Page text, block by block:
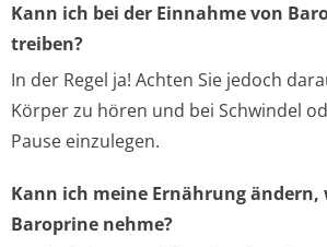
Kann ich bei der Einnahme von
treiben?
In der Regel ja! Achten Sie jedoch
Körper zu hören und bei Schwindel
Pause einzulegen.
Kann ich meine Ernährung ändern,
Baroprine nehme?